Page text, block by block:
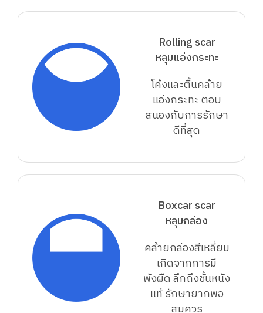
Rolling scar
หลุมแอ่งกระทะ
โค้งและตื้นคล้าย
แอ่งกระทะ ตอบ
สนองกับการรักษา
ดีที่สุด
Boxcar scar
หลุมกล่อง
คล้ายกล่องสีเหลี่ยม
เกิดจากการมี
พังผืด ลึกถึงชั้นหนัง
แท้ รักษายากพอ